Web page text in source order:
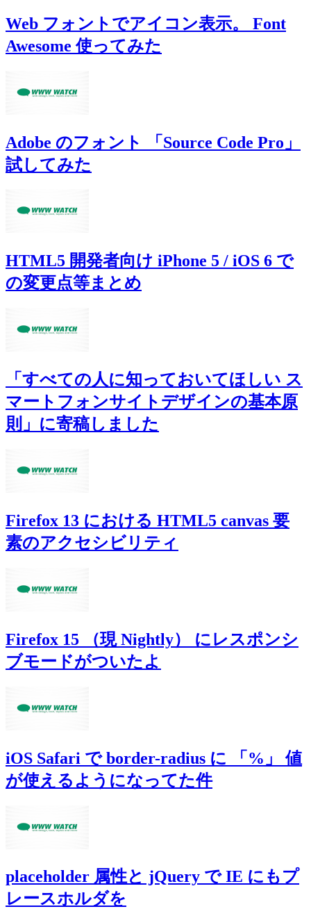
Web フォントでアイコン表示。 Font
Awesome 使ってみた
Adobe のフォント 「Source Code Pro」
試してみた
HTML5 開発者向け iPhone 5 / iOS 6 で
の変更点等まとめ
「すべての人に知っておいてほしい ス
マートフォンサイトデザインの基本原
則」に寄稿しました
Firefox 13 における HTML5 canvas 要
素のアクセシビリティ
Firefox 15 （現 Nightly） にレスポンシ
ブモードがついたよ
iOS Safari で border-radius に 「%」 値
が使えるようになってた件
placeholder 属性と jQuery で IE にもプ
レースホルダを